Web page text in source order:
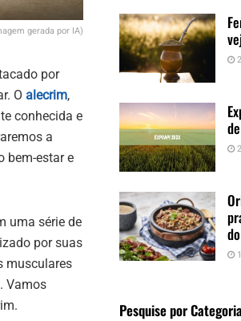
gerada por IA)
por
O alecrim,
conhecida e
a
bem-estar e
uma série de
por suas
musculares
Vamos
Pesquise por Categoria